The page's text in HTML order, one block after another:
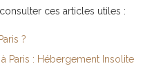
ces articles utiles :
?
Paris : Hébergement Insolite